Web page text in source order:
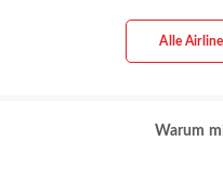
Alle
Warum